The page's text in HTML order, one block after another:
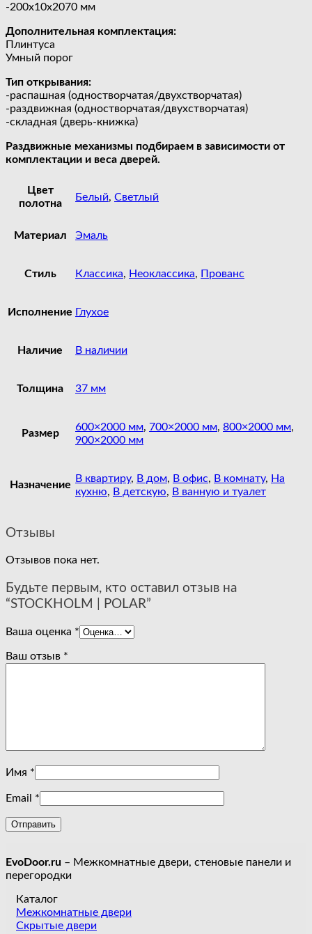
-200х10х2070 мм
Дополнительная комплектация:
Плинтуса
Умный порог
Тип открывания:
-распашная (одностворчатая/двухстворчатая)
-раздвижная (одностворчатая/двухстворчатая)
-складная (дверь-книжка)
Раздвижные механизмы подбираем в зависимости от
комплектации и веса дверей.
Цвет
полотна
Белый, Светлый
Материал Эмаль
Стиль Классика, Неоклассика, Прованс
Исполнение Глухое
Наличие В наличии
Толщина 37 мм
Размер
600×2000 мм, 700×2000 мм, 800×2000 мм,
900×2000 мм
Назначение
В квартиру, В дом, В офис, В комнату, На
кухню, В детскую, В ванную и туалет
Отзывы
Отзывов пока нет.
Будьте первым, кто оставил отзыв на
“STOCKHOLM | POLAR”
Ваша оценка *
Ваш отзыв *
Имя *
Email *
EvoDoor.ru – Межкомнатные двери, стеновые панели и
перегородки
Каталог
Межкомнатные двери
Скрытые двери